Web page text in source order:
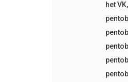
het VK,